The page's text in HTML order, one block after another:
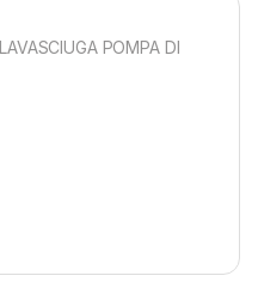
POMPA DI